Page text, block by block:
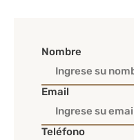
Nombre
Email
Teléfono